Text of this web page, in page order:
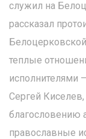
служил на
рассказал
теплые
исполнителями
Сергей
благословению
православные